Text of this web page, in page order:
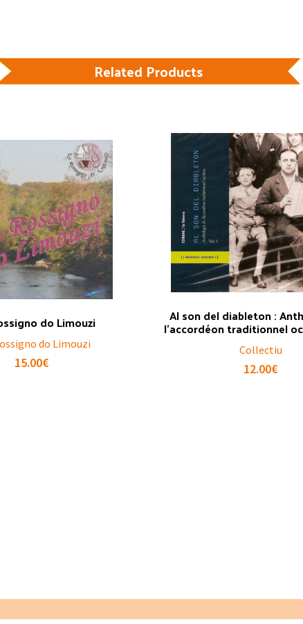
Related Products
do Limouzi
do Limouzi
15.00€
Al son del diableton :
l’accordéon traditionnel
Collectiu
12.00€